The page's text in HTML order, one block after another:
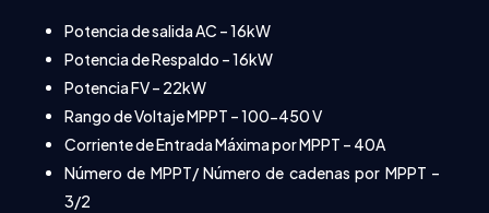
Potencia de salida AC – 16kW
Potencia de Respaldo – 16kW
Potencia FV – 22kW
Rango de Voltaje MPPT – 100-450 V
Corriente de Entrada Máxima por MPPT – 40A
Número de MPPT/ Número de cadenas por MPPT –
3/2